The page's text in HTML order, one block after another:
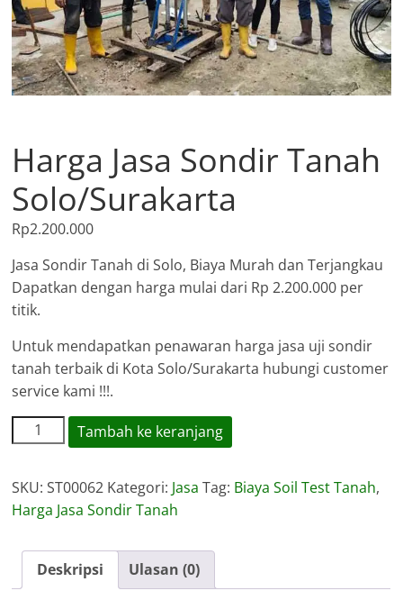
Harga Jasa Sondir Tanah
Solo/Surakarta
Rp2.200.000
Jasa Sondir Tanah di Solo, Biaya Murah dan Terjangkau
Dapatkan dengan harga mulai dari Rp 2.200.000 per
titik.
Untuk mendapatkan penawaran harga jasa uji sondir
tanah terbaik di Kota Solo/Surakarta hubungi customer
service kami !!!.
Kuantitas
Harga
Sondir
Tanah
Tambah ke keranjang
SKU:ST00062 Kategori: Jasa Tag: Biaya Soil Test Tanah,
Harga Jasa Sondir Tanah
Deskripsi Ulasan (0)